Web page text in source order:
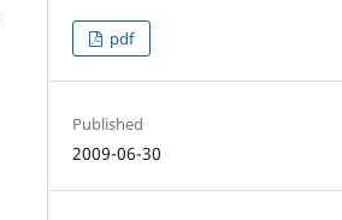
pdf
Published
2009-06-30